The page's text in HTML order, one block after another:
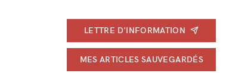
LETTRE D'INFORMATION
MES ARTICLES SAUVEGARDÉS